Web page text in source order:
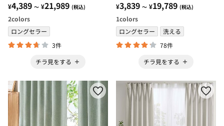
ン リーフブラウン・リーフブ
ルーグレー
¥4,389 ～ ¥21,989 (税込)
2colors
ロングセラー
3件
チラ見をする
¥3,839 ～ ¥19,789 (税込)
1colors
ロングセラー
洗える
78件
チラ見をする